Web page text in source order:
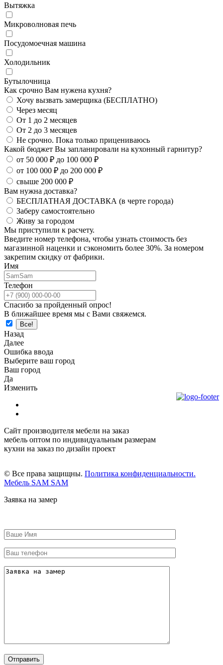
Вытяжка
Микроволновая печь
Посудомоечная машина
Холодильник
Бутылочница
Как срочно Вам нужена кухня?
Хочу вызвать замерщика (БЕСПЛАТНО)
Через месяц
От 1 до 2 месяцев
От 2 до 3 месяцев
Не срочно. Пока только прицениваюсь
Какой бюджет Вы запланировали на кухонный гарнитур?
от 50 000 ₽ до 100 000 ₽
от 100 000 ₽ до 200 000 ₽
свыше 200 000 ₽
Вам нужна доставка?
БЕСПЛАТНАЯ ДОСТАВКА (в черте города)
Заберу самостоятельно
Живу за городом
Мы приступили к расчету.
Введите номер телефона, чтобы узнать стоимость без
магазинной наценки и сэкономить более 30%. За номером
закрепим скидку от фабрики.
Имя
Телефон
Спасибо за пройденный опрос!
В ближайшее время мы с Вами свяжемся.
Назад
Далее
Ошибка ввода
Выберите ваш город
Ваш город
Да
Изменить
Сайт производителя мебели на заказ
мебель оптом по индивидуальным размерам
кухни на заказ по дизайн проект
© Все права защищны. Политика конфиденциальности.
Мебель SAM SAM
Заявка на замер